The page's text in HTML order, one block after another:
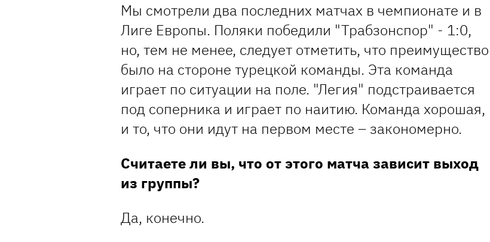
Мы смотрели два последних матчах в чемпионате и в
Лиге Европы. Поляки победили "Трабзонспор" - 1:0,
но, тем не менее, следует отметить, что преимущество
было на стороне турецкой команды. Эта команда
играет по ситуации на поле. "Легия" подстраивается
под соперника и играет по наитию. Команда хорошая,
и то, что они идут на первом месте – закономерно.
Считаете ли вы, что от этого матча зависит выход
из группы?
Да, конечно.